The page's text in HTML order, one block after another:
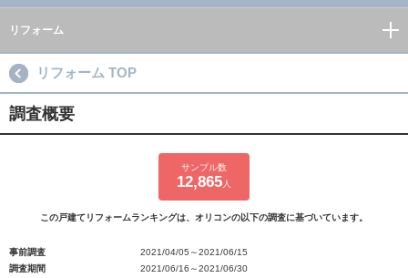
リフォーム
リフォーム TOP
調査概要
サンプル数
12,865 人
この戸建てリフォームランキングは、オリコンの以下の調査に基づいています。
事前調査
2021/04/05～2021/06/15
調査期間
2021/06/16～2021/06/30